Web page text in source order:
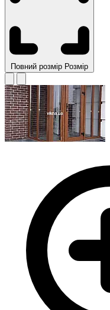
Повний розмір Розмір